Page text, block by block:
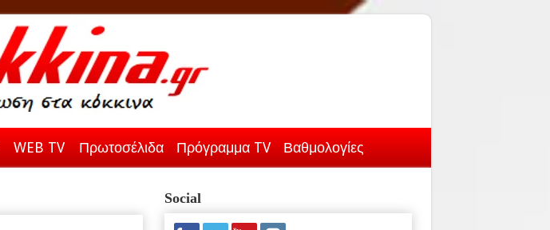
WEB TV Πρωτοσέλιδα Πρόγραμμα TV Βαθμολογίες
Social